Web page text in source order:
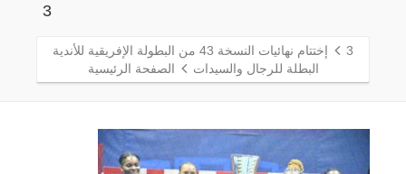
3
3
إختتام نهائيات النسخة 43 من البطولة الإفريقية للأندية
البطلة للرجال والسيدات
الصفحة الرئيسية